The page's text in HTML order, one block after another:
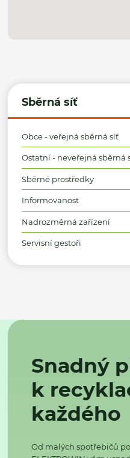
Sběrná síť
Obce - veřejná sběrná síť
Ostatní - neveřejná sběrná
Sběrné prostředky
Informovanost
Nadrozměrná zařízení
Servisní gestoři
Snadný
k
každého
Od malých spotřebičů